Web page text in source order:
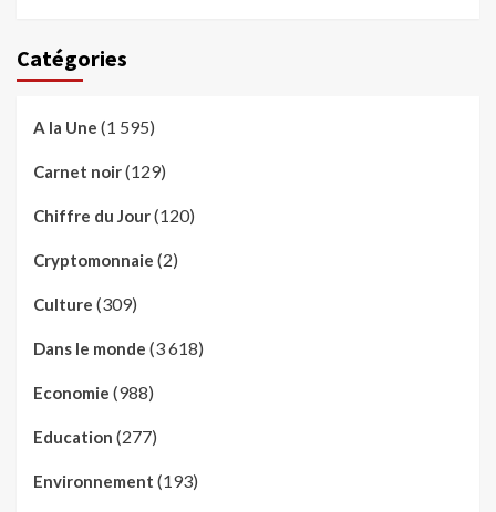
Catégories
A la Une (1 595)
Carnet noir(129)
Chiffre du Jour(120)
Cryptomonnaie (2)
Culture (309)
Dans le monde (3 618)
Economie (988)
Education (277)
Environnement (193)